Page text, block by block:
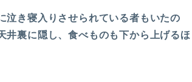
泣き寝入りさせられている者もいたの
井裏に隠し、食べものも下から上げるほ